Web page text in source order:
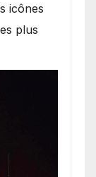
icônes
plus